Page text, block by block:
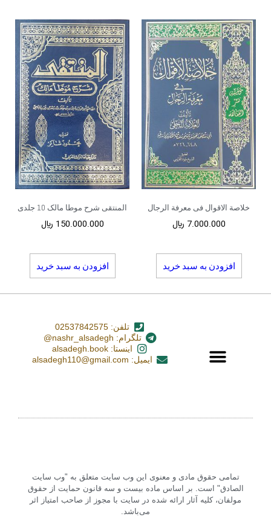
خلاصة الاقوال فی معرفة الرجال
7.000.000 ﷼
افزودن به سبد خرید
المنتقی شرح موطا مالک 10 جلدی
150.000.000 ﷼
افزودن به سبد خرید
تلفن: 02537842575
تلگرام: nashr_alsadegh@
اینستا: alsadegh.book
ایمیل: alsadegh110@gmail.com
تمامی حقوق مادی و معنوی این وب سایت متعلق به "وب سایت
الصادق" است. بر اساس ماده بیست و سه قانون حمایت از حقوق
مولفان، کلیه آثار ارائه شده در سایت با مجوز از صاحب امتیاز اثر
می‌باشد.‏